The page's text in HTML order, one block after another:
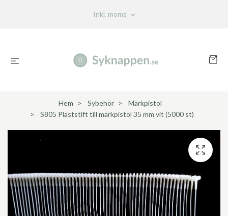
Inkl. moms
Hem Sybehör
Märkpistol
S805 Plaststift till märkpistol 35 mm vit (5000 st)